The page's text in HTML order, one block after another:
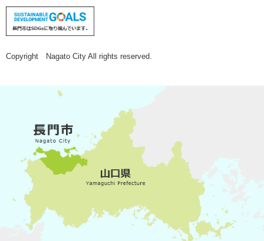
Copyright Nagato City All rights reserved.